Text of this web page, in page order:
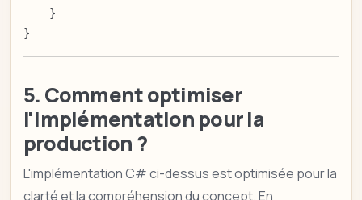
    }
}
5. Comment optimiser
l'implémentation pour la
production ?
L'implémentation C# ci-dessus est optimisée pour la
clarté et la compréhension du concept. En